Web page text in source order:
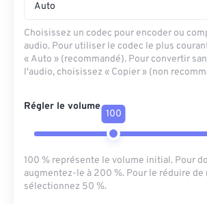
Auto
Choisissez un codec pour encoder ou
audio. Pour utiliser le codec le plus
« Auto » (recommandé). Pour convertir
l'audio, choisissez « Copier » (non
Régler le volume
100
100 % représente le volume initial. Pour
augmentez-le à 200 %. Pour le réduire de
sélectionnez 50 %.